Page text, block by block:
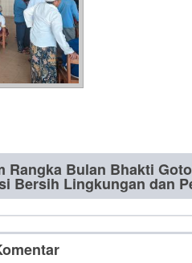
Rangka Bulan Bhakti
Bersih Lingkungan dan